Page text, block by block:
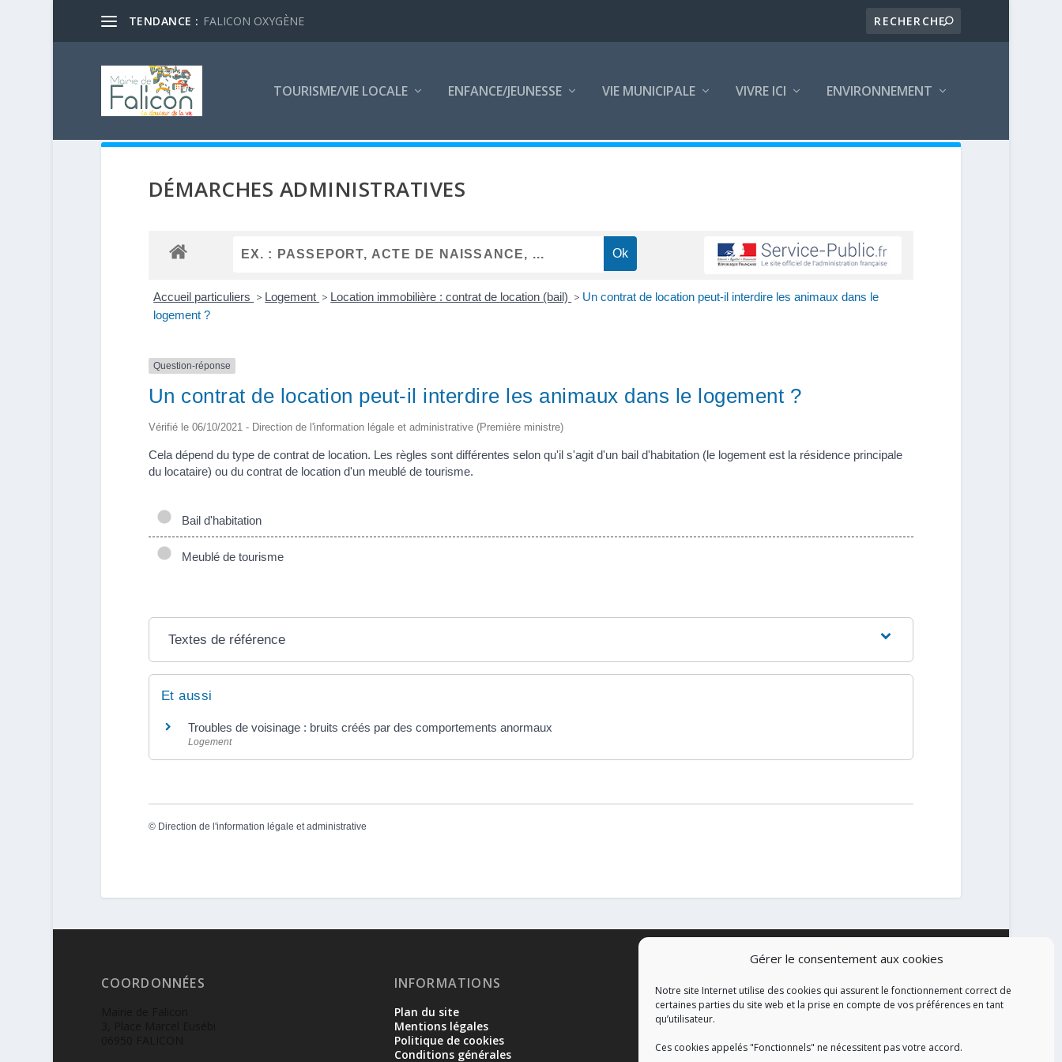
Gérer le consentement aux cookies
Notre site Internet utilise des cookies qui assurent le fonctionnement correct de
certaines parties du site web et la prise en compte de vos préférences en tant
qu’utilisateur.
Ces cookies appelés "Fonctionnels" ne nécessitent pas votre accord.
TENDANCE : FALICON OXYGÈNE
TOURISME/VIE LOCALE ENFANCE/JEUNESSE VIE MUNICIPALE VIVRE ICI ENVIRONNEMENT
DÉMARCHES ADMINISTRATIVES
Accueil particuliers > Logement > Location immobilière : contrat de location (bail) > Un contrat de location peut-il interdire les animaux dans le
logement ?
Question-réponse
Un contrat de location peut-il interdire les animaux dans le logement ?
Vérifié le 06/10/2021 - Direction de l'information légale et administrative (Première ministre)
Cela dépend du type de contrat de location. Les règles sont différentes selon qu'il s'agit d'un bail d'habitation (le logement est la résidence principale
du locataire) ou du contrat de location d'un meublé de tourisme.
Bail d'habitation
Meublé de tourisme
Textes de référence
Et aussi
Troubles de voisinage : bruits créés par des comportements anormaux
Logement
© Direction de l'information légale et administrative
COORDONNÉES INFORMATIONS
Plan du site
Mentions légales
Politique de cookies
Conditions générales
RÉALISATION